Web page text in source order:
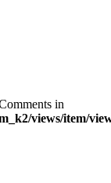
in
views/item/